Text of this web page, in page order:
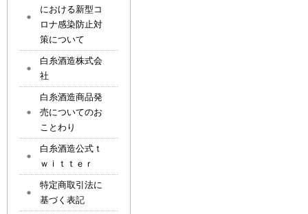
における新型コ
ロナ感染防止対
策について
白糸酒造株式会
社
白糸酒造商品発
売についてのお
ことわり
白糸酒造公式ｔ
ｗｉｔｔｅｒ
特定商取引法に
基づく表記